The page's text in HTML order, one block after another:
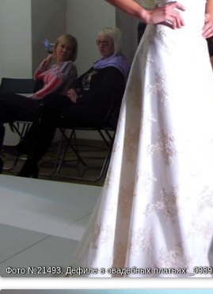
Фото №21493. Дефиле в свадебных платьях _0989